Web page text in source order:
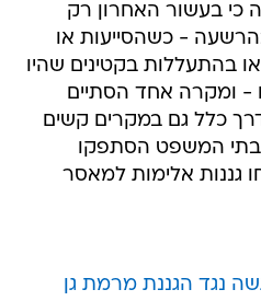
כי בעשור האחרון רק
- כשהסייעות או
בהתעללות בקטינים שהיו
- ומקרה אחד הסתיים
כלל גם במקרים קשים
המשפט הסתפקו
גננות אלימות למאסר
נגד הגננת מרמת גן